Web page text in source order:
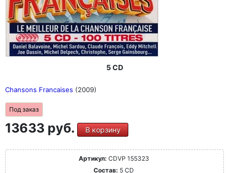
5 CD
Chansons Francaises (2009)
Под заказ
13633 руб. В корзину
Артикул: CDVP 155323
Состав: 5 CD